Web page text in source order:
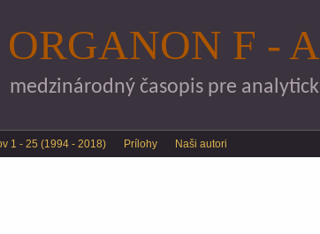
ORGANON F -
medzinárodný časopis pre
1 - 25 (1994 - 2018) Prílohy Naši autori